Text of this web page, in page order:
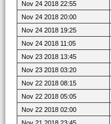
Nov 24 2018 22:55
Nov 24 2018 20:00
Nov 24 2018 19:25
Nov 24 2018 11:05
Nov 23 2018 13:45
Nov 23 2018 03:20
Nov 22 2018 08:15
Nov 22 2018 05:05
Nov 22 2018 02:00
Nov 21 2018 23:45